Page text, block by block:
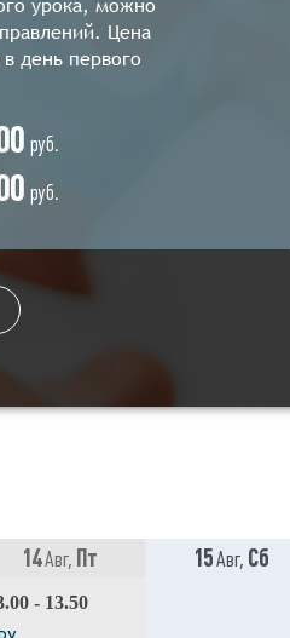
Цена
день первого
руб.
руб.
14Авг, Пт 15Авг, Сб
- 13.50